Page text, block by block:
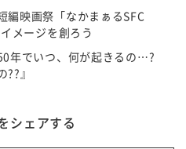
編映画祭「なかまぁるSFC
メージを創ろう
年でいつ、何が起きるの…?
』
シェアする